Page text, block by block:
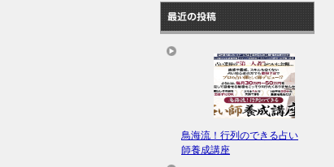
最近の投稿
鳥海流！行列のできる占い
師養成講座